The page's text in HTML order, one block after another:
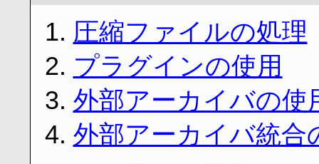
1. 圧縮ファイルの処理
2. プラグインの使用
3. 外部アーカイバの使
4. 外部アーカイバ統合